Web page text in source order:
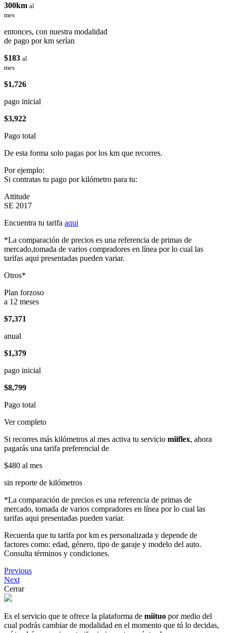
300km al
mes
entonces, con nuestra modalidad
de pago por km serían
$183 al
mes
$1,726
pago inicial
$3,922
Pago total
De esta forma solo pagas por los km que recorres.
Por ejemplo:
Si contratas tu pago por kilómetro para tu:
Attitude
SE 2017
Encuentra tu tarifa aqui
*La comparación de precios es una referencia de primas de
mercado,tomada de varios compradores en línea por lo cual las
tarifas aqui presentadas pueden variar.
Otros*
Plan forzoso
a 12 meses
$7,371
anual
$1,379
pago inicial
$8,799
Pago total
Ver completo
Si recorres más kilómetros al mes activa tu servicio miiflex, ahora
pagarás una tarifa preferencial de
$480 al mes
sin reporte de kilómetros
*La comparación de precios es una referencia de primas de
mercado, tomada de varios compradores en línea por lo cual las
tarifas aqui presentadas pueden variar.
Recuerda que tu tarifa por km es personalizada y depende de
factores como: edad, género, tipo de garaje y modelo del auto.
Consulta términos y condiciones.
Previous
Next
Cerrar
Es el servicio que te ofrece la plataforma de miituo por medio del
cual podrás cambiar de modalidad en el momento que tú lo decidas,